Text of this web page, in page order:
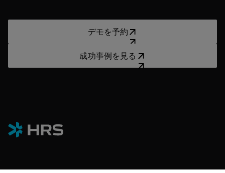
デモを予約
成功事例を見る